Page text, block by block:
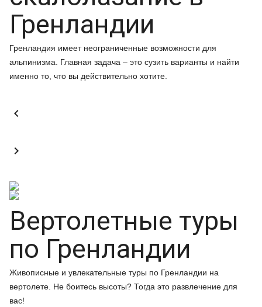
Гренландии
Гренландия имеет неограниченные возможности для
альпинизма. Главная задача – это сузить варианты и найти
именно то, что вы действительно хотите.


Вертолетные туры
по Гренландии
Живописные и увлекательные туры по Гренландии на
вертолете. Не боитесь высоты? Тогда это развлечение для
вас!